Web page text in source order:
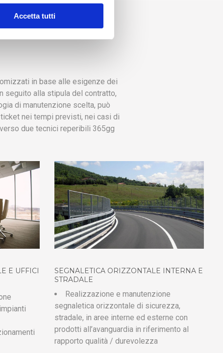
Accetta tutti
in base alle esigenze dei
seguito alla stipula del contratto,
di manutenzione scelta, può
nei tempi previsti, nei casi di
due tecnici reperibili 365gg
E UFFICI
SEGNALETICA ORIZZONTALE INTERNA E
STRADALE
Realizzazione e manutenzione
segnaletica orizzontale di sicurezza,
stradale, in aree interne ed esterne con
prodotti all’avanguardia in riferimento al
rapporto qualità / durevolezza